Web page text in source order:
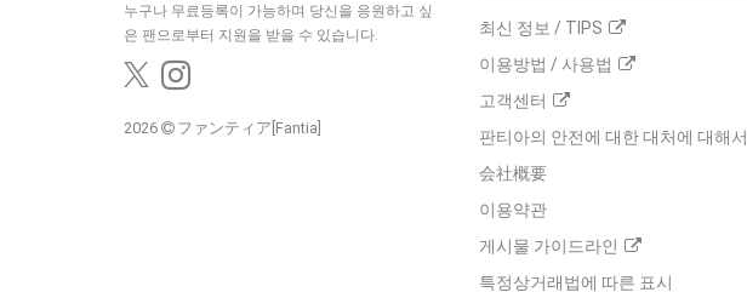
최신 정보 / TIPS
이용방법 / 사용법
고객센터
판티아의 안전에 대한 대처에 대해서
会社概要
이용약관
게시물 가이드라인
특정상거래법에 따른 표시
누구나 무료등록이 가능하며 당신을 응원하고 싶
은 팬으로부터 지원을 받을 수 있습니다.
2026 ファンティア[Fantia]